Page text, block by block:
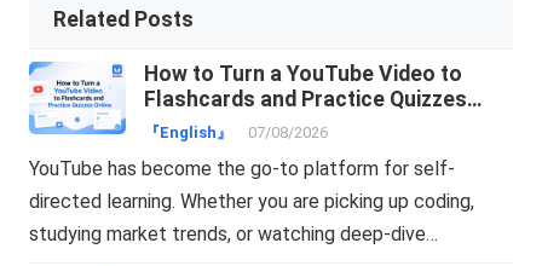
Related Posts
How to Turn a YouTube Video to
Flashcards and Practice Quizzes
Online
『English』 07/08/2026
YouTube has become the go-to platform for self-
directed learning. Whether you are picking up coding,
studying market trends, or watching deep-dive…